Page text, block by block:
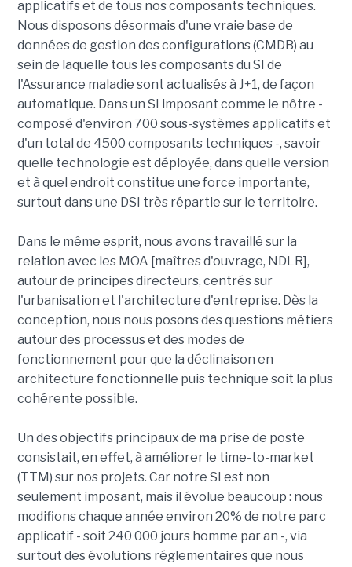
applicatifs et de tous nos composants techniques.
Nous disposons désormais d'une vraie base de
données de gestion des configurations (CMDB) au
sein de laquelle tous les composants du SI de
l'Assurance maladie sont actualisés à J+1, de façon
automatique. Dans un SI imposant comme le nôtre -
composé d'environ 700 sous-systèmes applicatifs et
d'un total de 4500 composants techniques -, savoir
quelle technologie est déployée, dans quelle version
et à quel endroit constitue une force importante,
surtout dans une DSI très répartie sur le territoire.
Dans le même esprit, nous avons travaillé sur la
relation avec les MOA [maîtres d'ouvrage, NDLR],
autour de principes directeurs, centrés sur
l'urbanisation et l'architecture d'entreprise. Dès la
conception, nous nous posons des questions métiers
autour des processus et des modes de
fonctionnement pour que la déclinaison en
architecture fonctionnelle puis technique soit la plus
cohérente possible.
Un des objectifs principaux de ma prise de poste
consistait, en effet, à améliorer le time-to-market
(TTM) sur nos projets. Car notre SI est non
seulement imposant, mais il évolue beaucoup : nous
modifions chaque année environ 20% de notre parc
applicatif - soit 240 000 jours homme par an -, via
surtout des évolutions réglementaires que nous